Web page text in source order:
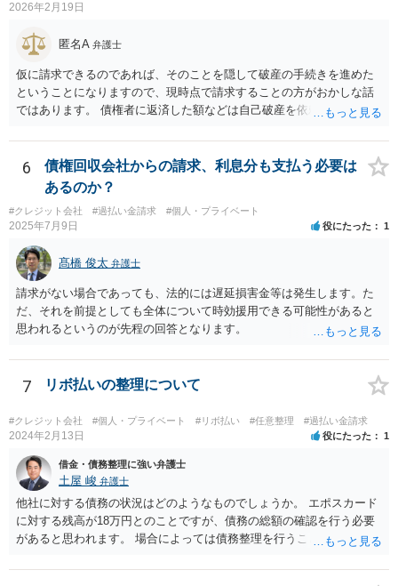
2026年2月19日
匿名A 弁護士
仮に請求できるのであれば、そのことを隠して破産の手続きを進めた
ということになりますので、現時点で請求することの方がおかしな話
ではあります。 債権者に返済した額などは自己破産を依頼した弁護士
たはずです。
6
債権回収会社からの請求、利息分も支払う必要は
あるのか？
#クレジット会社 #過払い金請求 #個人・プライベート
2025年7月9日 役にたった 1
髙橋 俊太 弁護士
請求がない場合であっても、法的には遅延損害金等は発生します。た
だ、それを前提としても全体について時効援用できる可能性があると
思われるというのが先程の回答となります。
7 リボ払いの整理について
#クレジット会社 #個人・プライベート #リボ払い #任意整理 #過払い金請求
2024年2月13日 役にたった 1
借金・債務整理に強い弁護士
土屋 峻 弁護士
他社に対する債務の状況はどのようなものでしょうか。 エポスカード
に対する残高が18万円とのことですが、債務の総額の確認を行う必要
があると思われます。 場合によっては債務整理を行うことも検討する